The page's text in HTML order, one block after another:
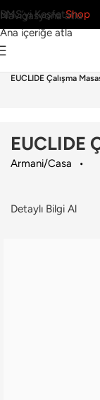
Navigasyona atla
Ana içeriğe atla
BMS’yi KeşfetShop
EUCLIDE Çalışma
EUCLIDE
Armani/Casa
Detaylı Bilgi Al